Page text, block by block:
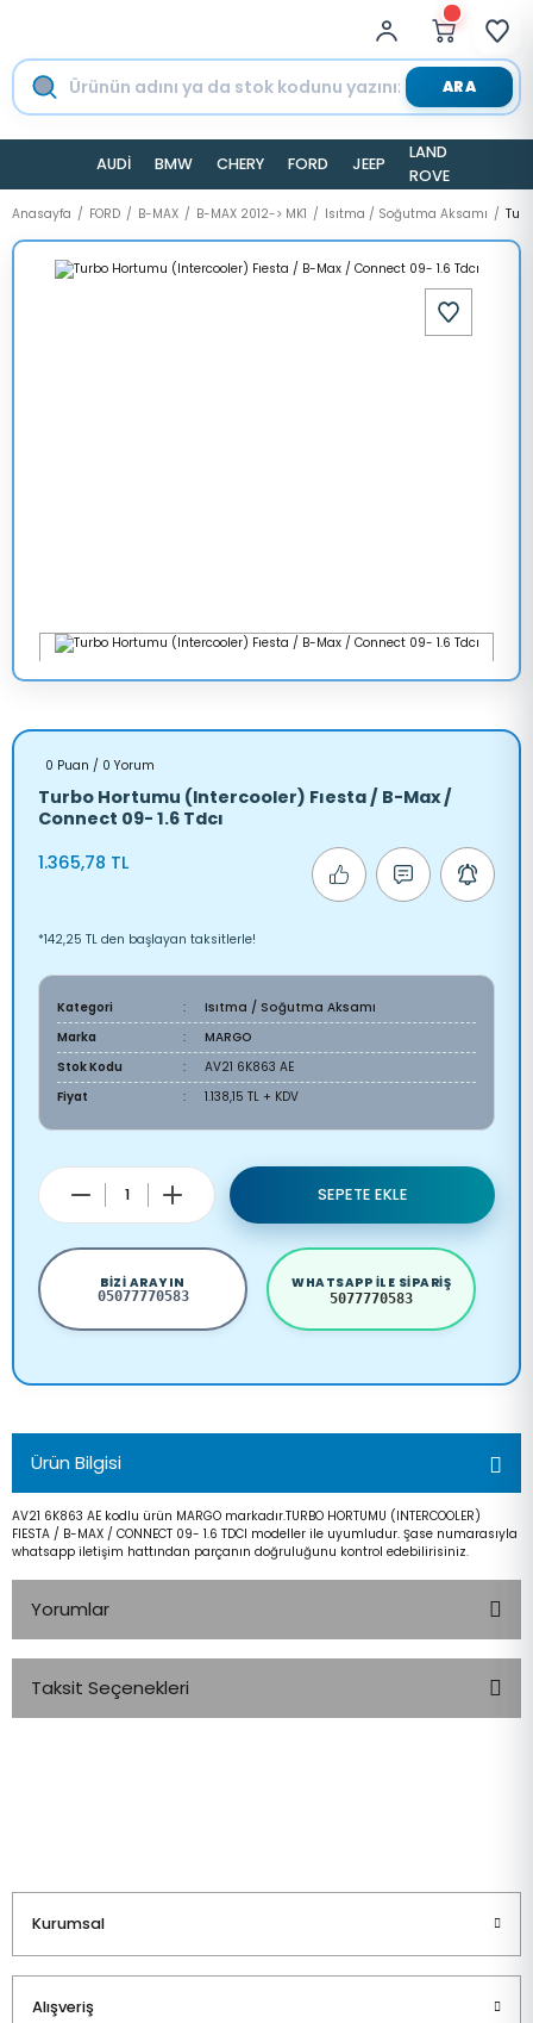
ARA
AUDİ BMW CHERY FORD JEEP
LAND
ROVER
Anasayfa FORD B-MAX B-MAX 2012-> MK1 Isıtma / Soğutma Aksamı
0 Puan / 0 Yorum
Turbo Hortumu (Intercooler) Fıesta / B-Max /
Connect 09- 1.6 Tdcı
1.365,78 TL
*142,25 TL den başlayan taksitlerle!
Kategori
Isıtma / Soğutma Aksamı
Marka
MARGO
Stok Kodu
AV21 6K863 AE
Fiyat
1.138,15 TL + KDV
SEPETE EKLE
BIZI ARAYIN
05077770583
WHATSAPP ILE SIPARIŞ
5077770583
Ürün Bilgisi
AV21 6K863 AE kodlu ürün MARGO markadır.TURBO HORTUMU (INTERCOOLER)
FIESTA / B-MAX / CONNECT 09- 1.6 TDCI modeller ile uyumludur. Şase numarasıyla
whatsapp iletişim hattından parçanın doğruluğunu kontrol edebilirisiniz.
Yorumlar
Taksit Seçenekleri
Kurumsal
Alışveriş